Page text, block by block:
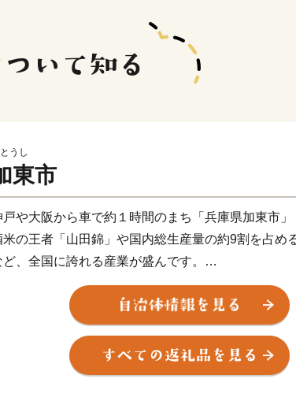
うし
東市
戸や大阪から車で約１時間のまち「兵庫県加東市」
米の王者「山田錦」や国内総生産量の約9割を占め
ど、全国に誇れる産業が盛んです。
月子育て用品をお届けする『かとうすこやか定期便
を交付する『子育て世帯スマイル交付金』など、加
い子育て支援も充実。
下最大級の面積をもつ播磨中央公園や、加東アート
楽しめる施設もたくさんあり、子育て世帯が暮らし